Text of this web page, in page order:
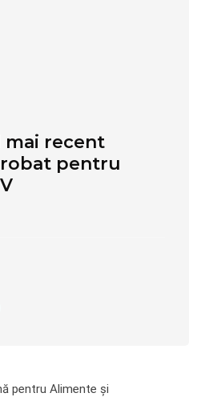
mai recent
pentru
pentru Alimente și